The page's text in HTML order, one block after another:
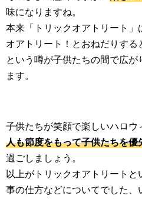
味になりますね。
本来「トリックオアトリート
オアトリート！とおねだりする
という噂が子供たちの間で広
ます。
子供たちが笑顔で楽しいハロウ
人も節度をもって子供たちを
過ごしましょう。
以上がトリックオアトリート
事の仕方などについてでした、